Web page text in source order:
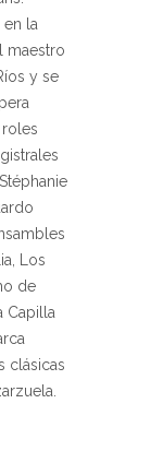
en la
maestro
y se
Los
de
Capilla
clásicas